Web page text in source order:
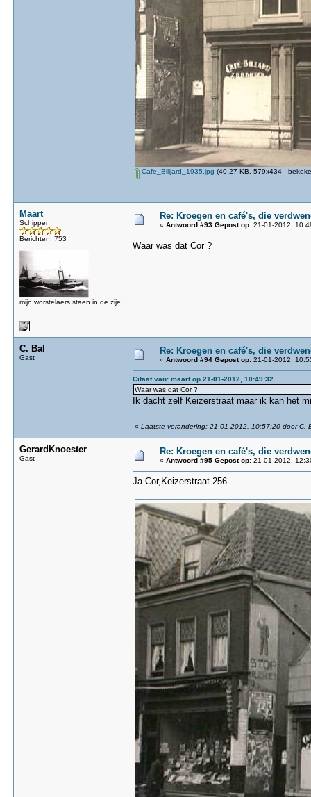
Cafe_Billjard_1935.jpg (40.27 KB, 579x434 -
Maart
Schipper
Berichten: 753
mijn worstelaers staen in de zije
Re: Kroegen en café's, die
« Antwoord #93 Gepost op: 21-01-2012,
Waar was dat Cor ?
C. Bal
Gast
Re: Kroegen en café's, die
« Antwoord #94 Gepost op: 21-01-2012,
Citaat van: maart op 21-01-2012, 10:49:32
Waar was dat Cor ?
Ik dacht zelf Keizerstraat maar ik kan het
« Laatste verandering: 21-01-2012, 10:57:20 door C.
GerardKnoester
Gast
Re: Kroegen en café's, die
« Antwoord #95 Gepost op: 21-01-2012,
Ja Cor,Keizerstraat 256.